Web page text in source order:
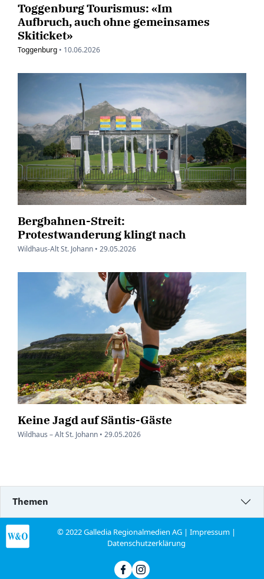
Toggenburg Tourismus: «Im
Aufbruch, auch ohne gemeinsames
Skiticket»
Toggenburg • 10.06.2026
Bergbahnen-Streit:
Protestwanderung klingt nach
Wildhaus-Alt St. Johann • 29.05.2026
Keine Jagd auf Säntis-Gäste
Wildhaus – Alt St. Johann • 29.05.2026
Themen
© 2022 Galledia Regionalmedien AG |Impressum |
Datenschutzerklärung